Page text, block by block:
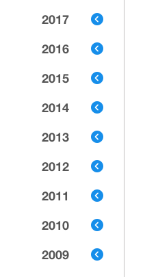
2017
2016
2015
2014
2013
2012
2011
2010
2009